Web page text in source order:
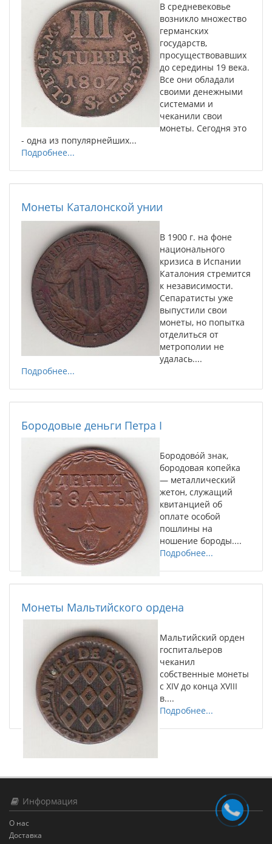
В средневековье
возникло множество
германских
государств,
просуществовавших
до середины 19 века.
Все они обладали
своими денежными
системами и
чеканили свои
монеты. Сегодня это
- одна из популярнейших...
Подробнее...
Монеты Каталонской унии
В 1900 г. на фоне
национального
кризиса в Испании
Каталония стремится
к независимости.
Сепаратисты уже
выпустили свои
монеты, но попытка
отделиться от
метрополии не
удалась....
Подробнее...
Бородовые деньги Петра I
Бородово́й знак,
бородовая копейка
— металлический
жетон, служащий
квитанцией об
оплате особой
пошлины на
ношение бороды....
Подробнее...
Монеты Мальтийского ордена
Мальтийский орден
госпитальеров
чеканил
собственные монеты
с XIV до конца XVIII
в....
Подробнее...
Информация
О нас
Доставка